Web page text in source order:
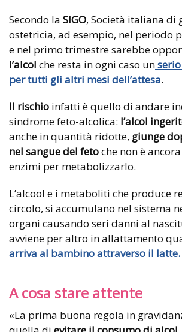
Secondo la SIGO, Società italiana di
ostetricia, ad esempio, nel periodo
e nel primo trimestre sarebbe
l’alcol che resta in ogni caso un
per tutti gli altri mesi dell’attesa.
Il rischio infatti è quello di andare
sindrome feto-alcolica: l’alcol
anche in quantità ridotte, giunge
nel sangue del fetoche non è
enzimi per metabolizzarlo.
L’alcool e i metaboliti che produce
circolo, si accumulano nel sistema
organi causando seri danni al
avviene per altro in allattamento
arriva al bambino attraverso il latte.
A cosa stare attente
«La prima buona regola in